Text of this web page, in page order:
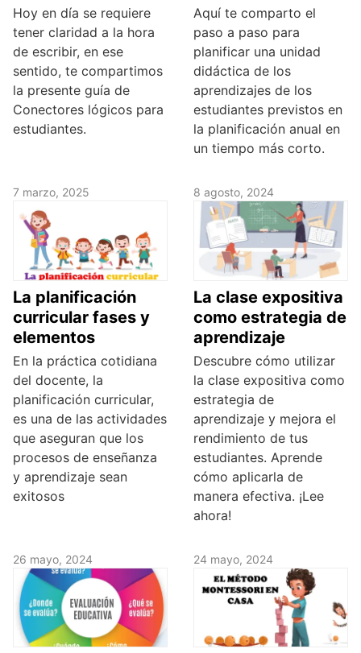
Hoy en día se requiere
tener claridad a la hora
de escribir, en ese
sentido, te compartimos
la presente guía de
Conectores lógicos para
estudiantes.
Aquí te comparto el
paso a paso para
planificar una unidad
didáctica de los
aprendizajes de los
estudiantes previstos en
la planificación anual en
un tiempo más corto.
7 marzo, 2025
La planificación
curricular fases y
elementos
En la práctica cotidiana
del docente, la
planificación curricular,
es una de las actividades
que aseguran que los
procesos de enseñanza
y aprendizaje sean
exitosos
8 agosto, 2024
La clase expositiva
como estrategia de
aprendizaje
Descubre cómo utilizar
la clase expositiva como
estrategia de
aprendizaje y mejora el
rendimiento de tus
estudiantes. Aprende
cómo aplicarla de
manera efectiva. ¡Lee
ahora!
26 mayo, 2024 24 mayo, 2024